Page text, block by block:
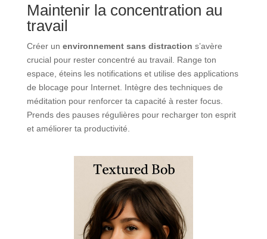
Maintenir la concentration au
travail
Créer un environnement sans distraction s’avère
crucial pour rester concentré au travail. Range ton
espace, éteins les notifications et utilise des applications
de blocage pour Internet. Intègre des techniques de
méditation pour renforcer ta capacité à rester focus.
Prends des pauses régulières pour recharger ton esprit
et améliorer ta productivité.